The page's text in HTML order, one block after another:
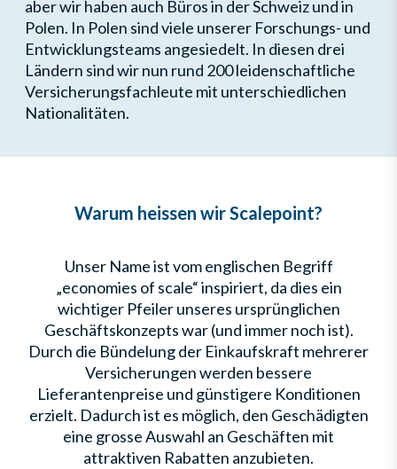
aber wir haben auch Büros in der Schweiz und in
Polen. In Polen sind viele unserer Forschungs- und
Entwicklungsteams angesiedelt. In diesen drei
Ländern sind wir nun rund 200 leidenschaftliche
Versicherungsfachleute mit unterschiedlichen
Nationalitäten.
Warum heissen wir Scalepoint?
Unser Name ist vom englischen Begriff
„economies of scale“ inspiriert, da dies ein
wichtiger Pfeiler unseres ursprünglichen
Geschäftskonzepts war (und immer noch ist).
Durch die Bündelung der Einkaufskraft mehrerer
Versicherungen werden bessere
Lieferantenpreise und günstigere Konditionen
erzielt. Dadurch ist es möglich, den Geschädigten
eine grosse Auswahl an Geschäften mit
attraktiven Rabatten anzubieten.